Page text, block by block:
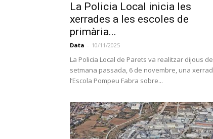
La Policia Local inicia les
xerrades a les escoles de
primària...
Data - 10/11/2025
La Policia Local de Parets va realitzar dijous
setmana passada, 6 de novembre, una
l’Escola Pompeu Fabra sobre...